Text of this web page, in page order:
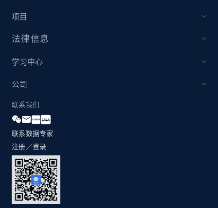
项目
法律信息
学习中心
公司
联系我们
联系数据专家
注册／登录